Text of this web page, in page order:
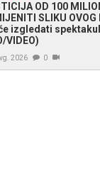
OD 100
SLIKU
izgledati
VIDEO)
2026 0